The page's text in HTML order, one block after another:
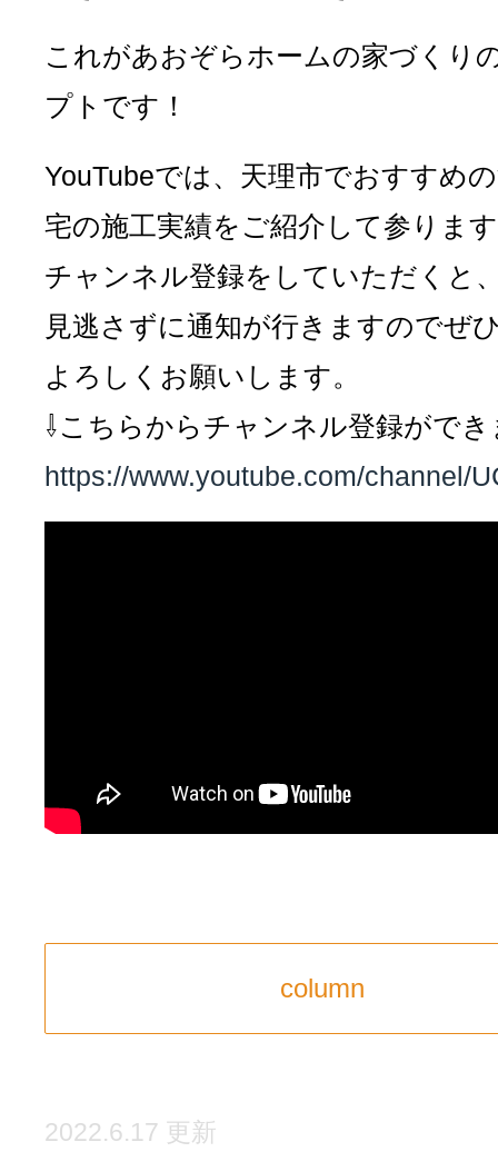
これがあおぞらホームの家づくり
プトです！
YouTubeでは、天理市でおすすめ
宅の施工実績をご紹介して参りま
チャンネル登録をしていただくと
見逃さずに通知が行きますのでぜ
よろしくお願いします。
⇩こちらからチャンネル登録ができ
https://www.youtube.com/channel/
column
2022.6.17 更新